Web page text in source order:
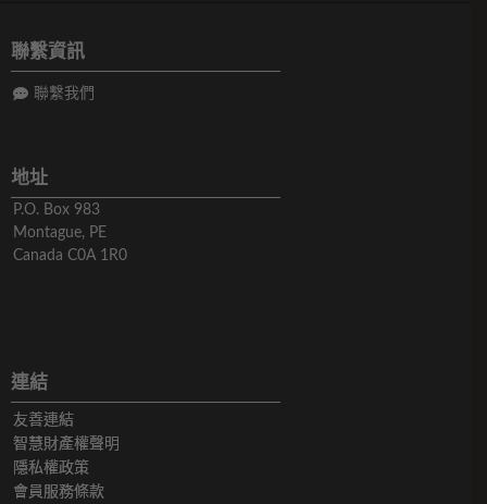
聯繫資訊
聯繫我們
地址
P.O. Box 983
Montague, PE
Canada C0A 1R0
連結
友善連結
智慧財產權聲明
隱私權政策
會員服務條款